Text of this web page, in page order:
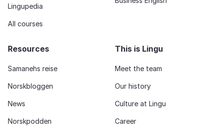
Lingupedia
All courses
Resources
Samanehs reise
Norskbloggen
News
Norskpodden
This is Lingu
Meet the team
Our history
Culture at Lingu
Career